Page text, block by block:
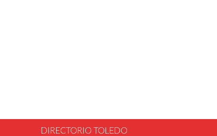
DIRECTORIO TOLEDO